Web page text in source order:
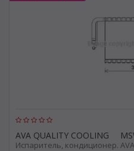
AVA QUALITY COOLING
Испаритель, кондиционер. AVA